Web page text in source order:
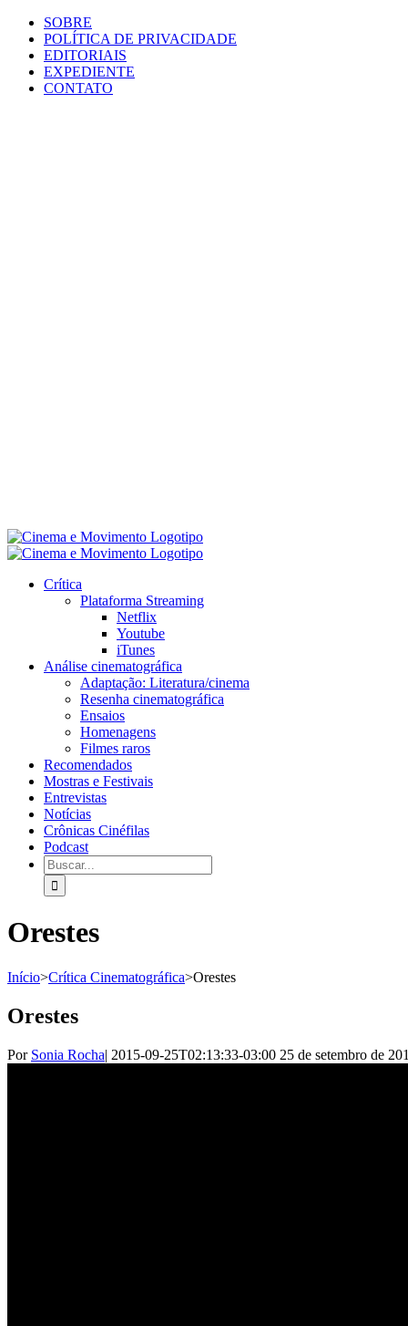
SOBRE
POLÍTICA DE PRIVACIDADE
EDITORIAIS
EXPEDIENTE
CONTATO
Crítica
Plataforma Streaming
Netflix
Youtube
iTunes
Análise cinematográfica
Adaptação: Literatura/cinema
Resenha cinematográfica
Ensaios
Homenagens
Filmes raros
Recomendados
Mostras e Festivais
Entrevistas
Notícias
Crônicas Cinéfilas
Podcast
Orestes
Início>Crítica Cinematográfica>Orestes
Orestes
Por Sonia Rocha| 2015-09-25T02:13:33-03:00 25 de setembro de